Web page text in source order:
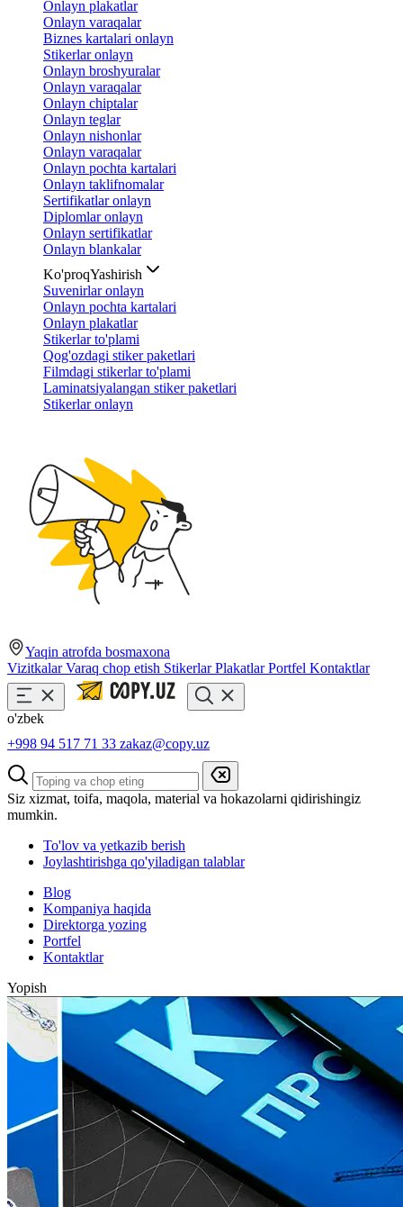
Onlayn plakatlar
Onlayn varaqalar
Biznes kartalari onlayn
Stikerlar onlayn
Onlayn broshyuralar
Onlayn varaqalar
Onlayn chiptalar
Onlayn teglar
Onlayn nishonlar
Onlayn varaqalar
Onlayn pochta kartalari
Onlayn taklifnomalar
Sertifikatlar onlayn
Diplomlar onlayn
Onlayn sertifikatlar
Onlayn blankalar
Ko'proqYashirish
Suvenirlar onlayn
Onlayn pochta kartalari
Onlayn plakatlar
Stikerlar to'plami
Qog'ozdagi stiker paketlari
Filmdagi stikerlar to'plami
Laminatsiyalangan stiker paketlari
Stikerlar onlayn
Yaqin atrofda bosmaxona
VizitkalarVaraq chop etish StikerlarPlakatlarPortfel Kontaktlar
o'zbek
+998 94 517 71 33 zakaz@copy.uz
Siz xizmat, toifa, maqola, material va hokazolarni qidirishingiz
mumkin.
To'lov va yetkazib berish
Joylashtirishga qo'yiladigan talablar
Blog
Kompaniya haqida
Direktorga yozing
Portfel
Kontaktlar
Yopish